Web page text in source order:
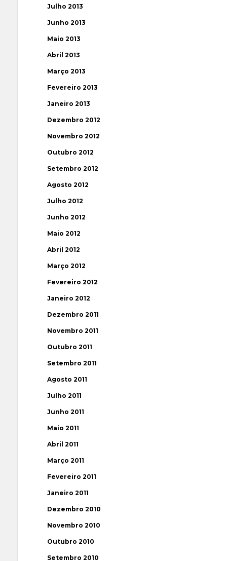
Julho 2013
Junho 2013
Maio 2013
Abril 2013
Março 2013
Fevereiro 2013
Janeiro 2013
Dezembro 2012
Novembro 2012
Outubro 2012
Setembro 2012
Agosto 2012
Julho 2012
Junho 2012
Maio 2012
Abril 2012
Março 2012
Fevereiro 2012
Janeiro 2012
Dezembro 2011
Novembro 2011
Outubro 2011
Setembro 2011
Agosto 2011
Julho 2011
Junho 2011
Maio 2011
Abril 2011
Março 2011
Fevereiro 2011
Janeiro 2011
Dezembro 2010
Novembro 2010
Outubro 2010
Setembro 2010